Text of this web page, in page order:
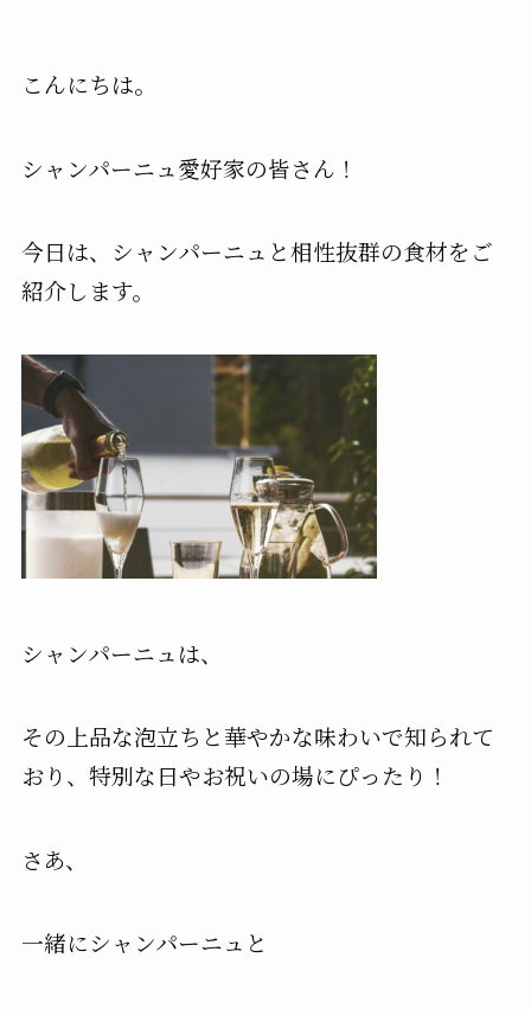
こんにちは。
シャンパーニュ愛好家の皆さん！
今日は、シャンパーニュと相性抜群の食材をご
紹介します。
シャンパーニュは、
その上品な泡立ちと華やかな味わいで知られて
おり、特別な日やお祝いの場にぴったり！
さあ、
一緒にシャンパーニュと